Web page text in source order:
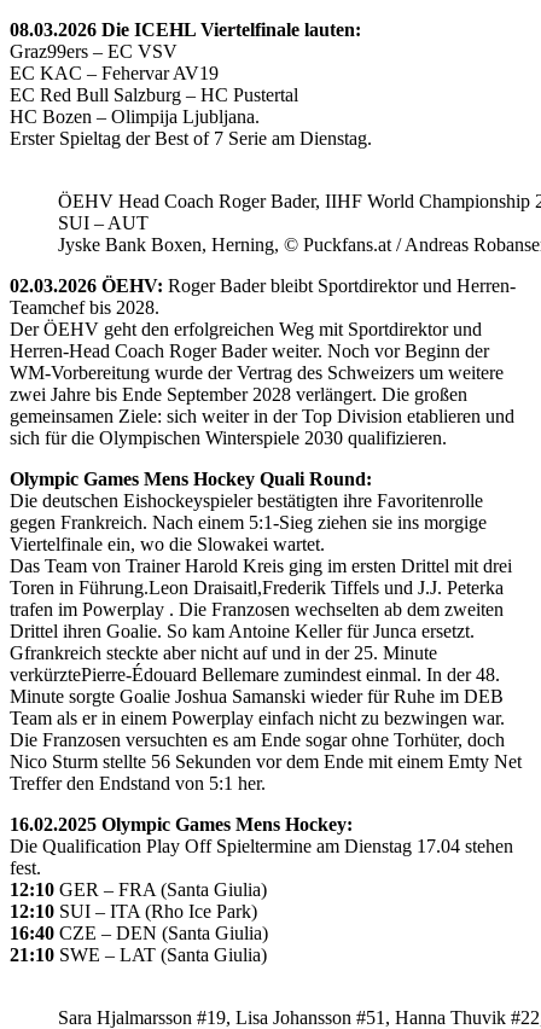
08.03.2026 Die ICEHL Viertelfinale lauten:
Graz99ers – EC VSV
EC KAC – Fehervar AV19
EC Red Bull Salzburg – HC Pustertal
HC Bozen – Olimpija Ljubljana.
Erster Spieltag der Best of 7 Serie am Dienstag.
ÖEHV Head Coach Roger Bader, IIHF World Championship
SUI – AUT
Jyske Bank Boxen, Herning, © Puckfans.at / Andreas
02.03.2026 ÖEHV: Roger Bader bleibt Sportdirektor und Herren-
Teamchef bis 2028.
Der ÖEHV geht den erfolgreichen Weg mit Sportdirektor und
Herren-Head Coach Roger Bader weiter. Noch vor Beginn der
WM-Vorbereitung wurde der Vertrag des Schweizers um weitere
zwei Jahre bis Ende September 2028 verlängert. Die großen
gemeinsamen Ziele: sich weiter in der Top Division etablieren und
sich für die Olympischen Winterspiele 2030 qualifizieren.
Olympic Games Mens Hockey Quali Round:
Die deutschen Eishockeyspieler bestätigten ihre Favoritenrolle
gegen Frankreich. Nach einem 5:1-Sieg ziehen sie ins morgige
Viertelfinale ein, wo die Slowakei wartet.
Das Team von Trainer Harold Kreis ging im ersten Drittel mit drei
Toren in Führung.Leon Draisaitl,Frederik Tiffels und J.J. Peterka
trafen im Powerplay . Die Franzosen wechselten ab dem zweiten
Drittel ihren Goalie. So kam Antoine Keller für Junca ersetzt.
Gfrankreich steckte aber nicht auf und in der 25. Minute
verkürztePierre-Édouard Bellemare zumindest einmal. In der 48.
Minute sorgte Goalie Joshua Samanski wieder für Ruhe im DEB
Team als er in einem Powerplay einfach nicht zu bezwingen war.
Die Franzosen versuchten es am Ende sogar ohne Torhüter, doch
Nico Sturm stellte 56 Sekunden vor dem Ende mit einem Emty Net
Treffer den Endstand von 5:1 her.
16.02.2025 Olympic Games Mens Hockey:
Die Qualification Play Off Spieltermine am Dienstag 17.04 stehen
fest.
12:10 GER – FRA (Santa Giulia)
12:10 SUI – ITA (Rho Ice Park)
16:40 CZE – DEN (Santa Giulia)
21:10 SWE – LAT (Santa Giulia)
Sara Hjalmarsson #19, Lisa Johansson #51, Hanna Thuvik